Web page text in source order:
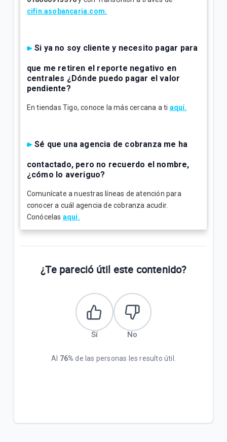
cifin.asobancaria.com.
Si ya no soy cliente y necesito pagar para
que me retiren el reporte negativo en
centrales ¿Dónde puedo pagar el valor
pendiente?
En tiendas Tigo, conoce la más cercana a ti aquí.
Sé que una agencia de cobranza me ha
contactado, pero no recuerdo el nombre,
¿cómo lo averiguo?
Comunícate a nuestras líneas de atención para
conocer a cuál agencia de cobranza acudir.
Conócelas aquí.
¿Te pareció útil este contenido?
Sí No
Al 76% de las personas les resulto útil.